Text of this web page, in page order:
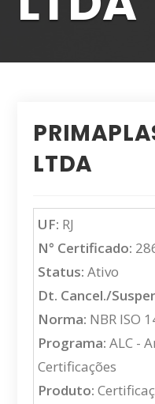
LTDA
UF: RJ
N° Certificado:
Status: Ativo
Dt. Cancel./
Norma: NBR ISO
Programa: ALC -
Certificações
Produto: